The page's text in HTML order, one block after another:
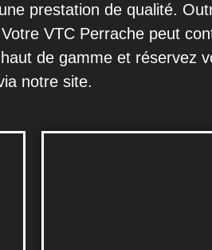
prestation de qualité.
VTC Perrache peut
de gamme et réservez
notre site.